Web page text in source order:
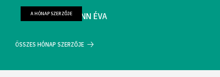
FARKAS WELLMANN ÉVA
A HÓNAP SZERZŐJE
ÖSSZES HÓNAP SZERZŐJE